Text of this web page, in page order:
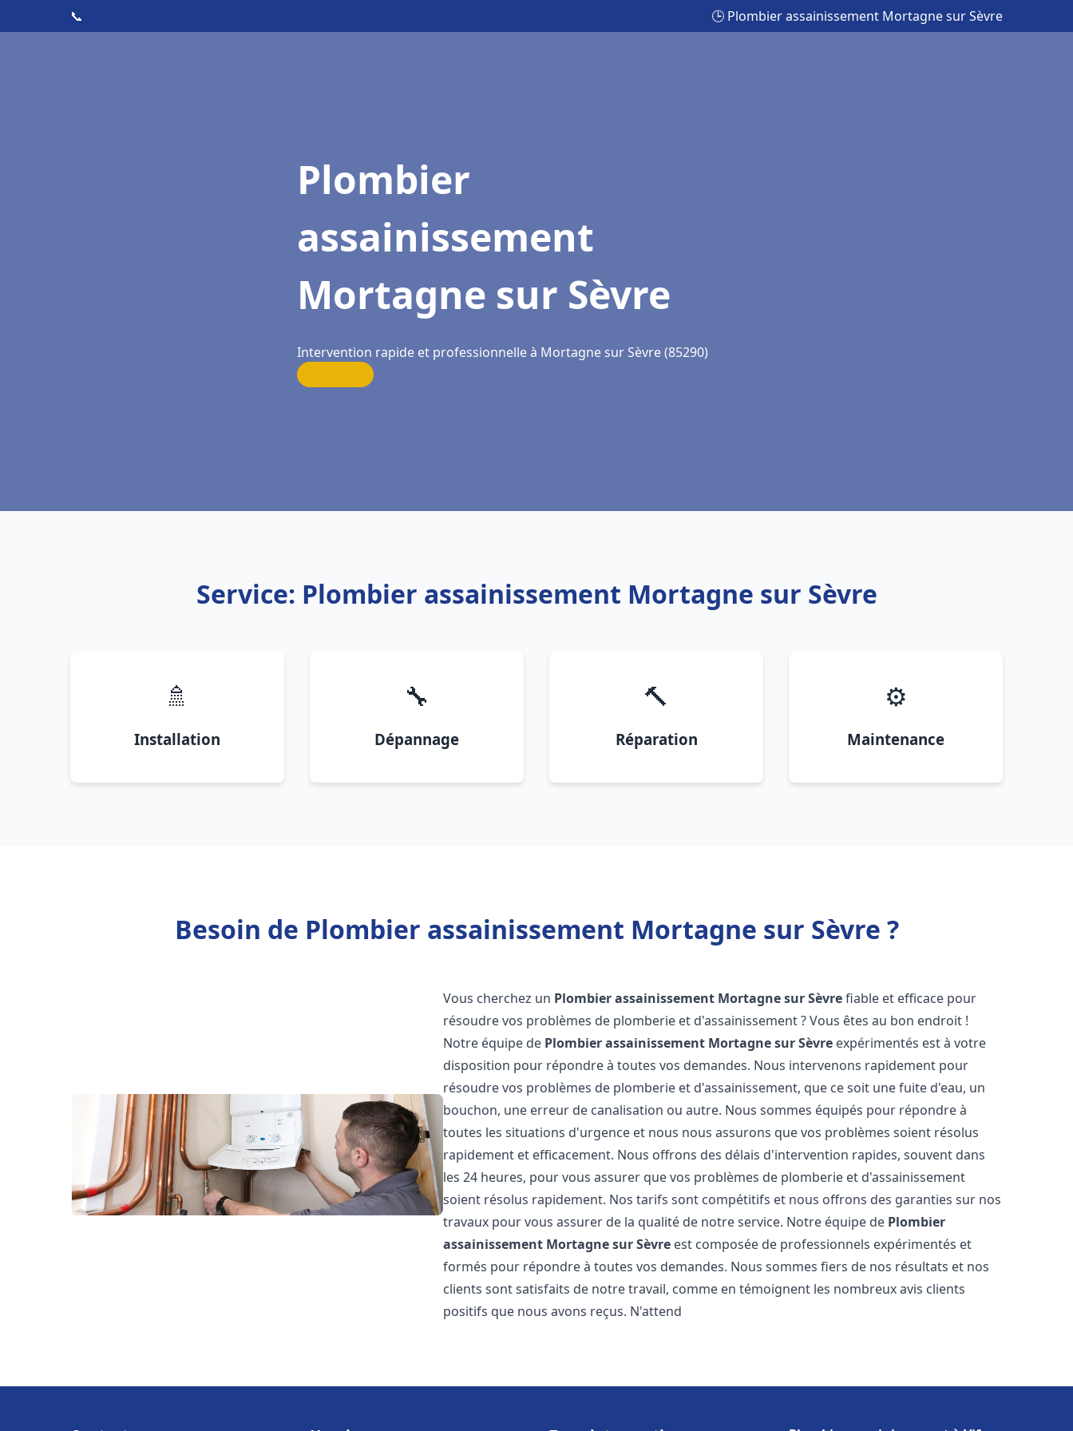
📞 🕒 Plombier assainissement Mortagne sur Sèvre
Plombier
assainissement
Mortagne sur Sèvre
Intervention rapide et professionnelle à Mortagne sur Sèvre (85290)
Service: Plombier assainissement Mortagne sur Sèvre
🚿
Installation
🔧
Dépannage
🔨
Réparation
⚙️
Maintenance
Besoin de Plombier assainissement Mortagne sur Sèvre ?
Vous cherchez un Plombier assainissement Mortagne sur Sèvrefiable et efficace pour
résoudre vos problèmes de plomberie et d'assainissement ? Vous êtes au bon endroit !
Notre équipe de Plombier assainissement Mortagne sur Sèvre expérimentés est à votre
disposition pour répondre à toutes vos demandes. Nous intervenons rapidement pour
résoudre vos problèmes de plomberie et d'assainissement, que ce soit une fuite d'eau, un
bouchon, une erreur de canalisation ou autre. Nous sommes équipés pour répondre à
toutes les situations d'urgence et nous nous assurons que vos problèmes soient résolus
rapidement et efficacement. Nous offrons des délais d'intervention rapides, souvent dans
les 24 heures, pour vous assurer que vos problèmes de plomberie et d'assainissement
soient résolus rapidement. Nos tarifs sont compétitifs et nous offrons des garanties sur nos
travaux pour vous assurer de la qualité de notre service. Notre équipe de Plombier
assainissement Mortagne sur Sèvre est composée de professionnels expérimentés et
formés pour répondre à toutes vos demandes. Nous sommes fiers de nos résultats et nos
clients sont satisfaits de notre travail, comme en témoignent les nombreux avis clients
positifs que nous avons reçus. N'attend